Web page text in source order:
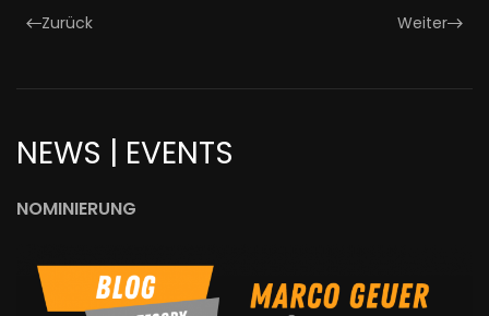
Zurück Weiter
NEWS | EVENTS
NOMINIERUNG